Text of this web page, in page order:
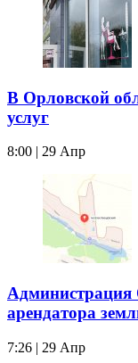
В Орловской
услуг
8:00 | 29 Апр
Администрация
арендатора
7:26 | 29 Апр